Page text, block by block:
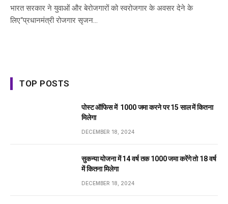
भारत सरकार ने युवाओं और बेरोजगारों को स्वरोजगार के अवसर देने के
लिए“प्रधानमंत्री रोजगार सृजन…
TOP POSTS
पोस्ट ऑफिस में ₹ 1000 जमा करने पर 15 साल में कितना
मिलेगा
DECEMBER 18, 2024
सुकन्या योजना में 14 वर्ष तक ₹1000 जमा करेंगे तो 18 वर्ष
में कितना मिलेगा
DECEMBER 18, 2024